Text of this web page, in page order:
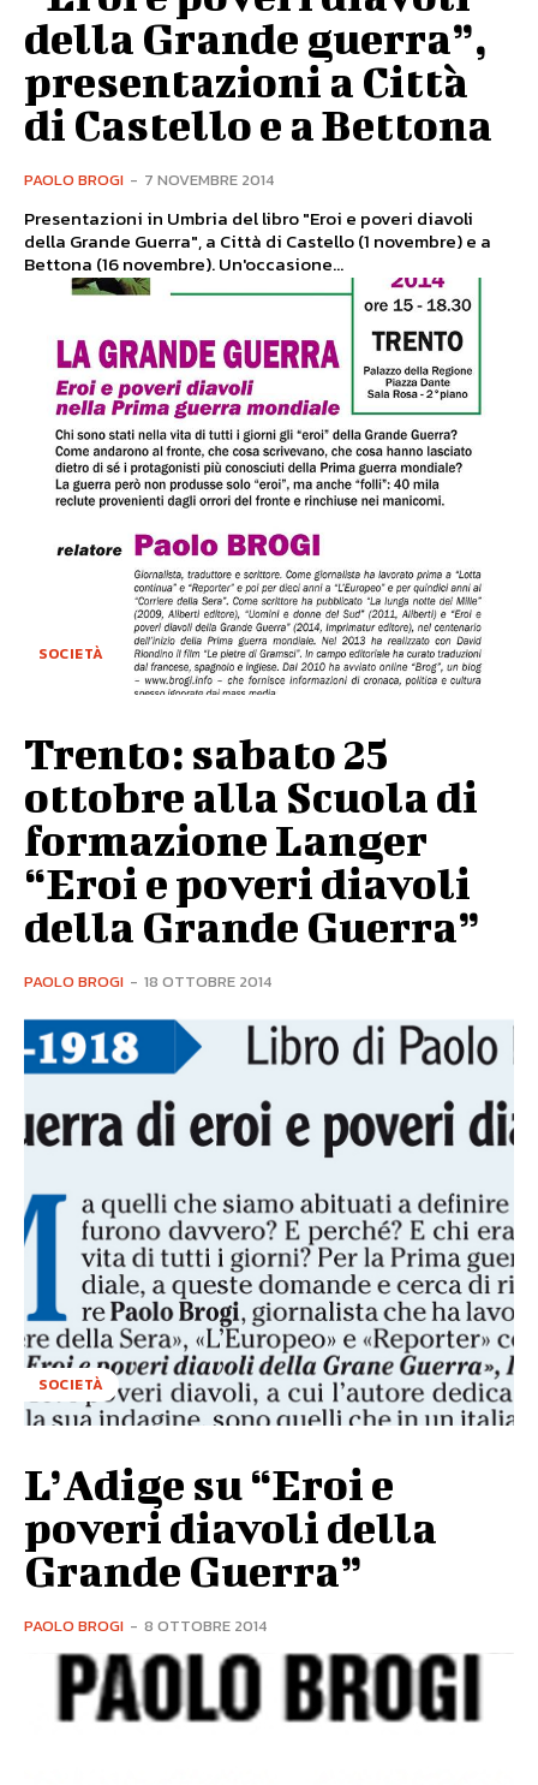
della Grande guerra”,
presentazioni a Città
di Castello e a Bettona
PAOLO BROGI - 7 NOVEMBRE 2014
Presentazioni in Umbria del libro "Eroi e poveri diavoli
della Grande Guerra", a Città di Castello (1 novembre) e a
Bettona (16 novembre). Un'occasione...
SOCIETÀ
Trento: sabato 25
ottobre alla Scuola di
formazione Langer
“Eroi e poveri diavoli
della Grande Guerra”
PAOLO BROGI - 18 OTTOBRE 2014
SOCIETÀ
L’Adige su “Eroi e
poveri diavoli della
Grande Guerra”
PAOLO BROGI - 8 OTTOBRE 2014